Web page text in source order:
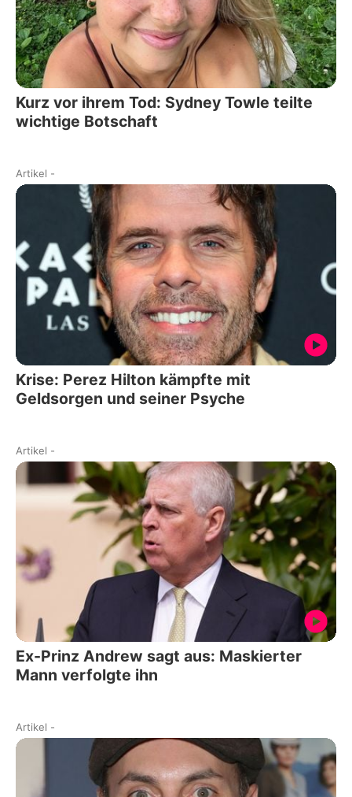
Kurz vor ihrem Tod: Sydney Towle teilte
wichtige Botschaft
Artikel -
Krise: Perez Hilton kämpfte mit
Geldsorgen und seiner Psyche
Artikel -
Ex-Prinz Andrew sagt aus: Maskierter
Mann verfolgte ihn
Artikel -